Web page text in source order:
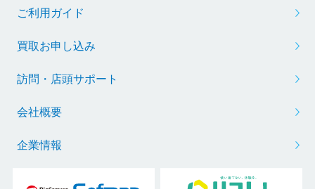
ご利用ガイド
買取お申し込み
訪問・店頭サポート
会社概要
企業情報